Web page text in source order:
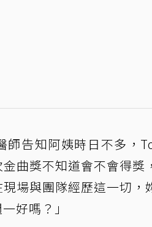
師告知阿姨時日不多，
曲獎不知道會不會得獎
場與團隊經歷這一切，
好嗎？」